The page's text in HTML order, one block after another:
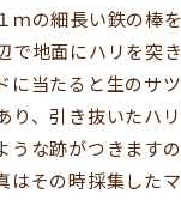
ｍの細長い鉄の棒
で地面にハリを突
に当たると生のサ
り、引き抜いたハ
うな跡がつきます
はその時採集したマ